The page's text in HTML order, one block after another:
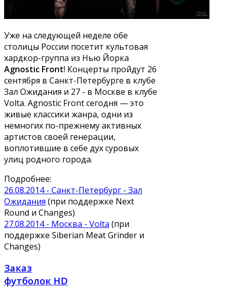
Уже на следующей неделе обе
столицы России посетит культовая
хардкор-группа из Нью Йорка
Agnostic Front! Концерты пройдут 26
сентября в Санкт-Петербурге в клубе
Зал Ожидания и 27 - в Москве в клубе
Volta. Agnostic Front сегодня — это
живые классики жанра, одни из
немногих по-прежнему активных
артистов своей генерации,
воплотившие в себе дух суровых
улиц родного города.
Подробнее:
26.08.2014 - Санкт-Петербург - Зал
Ожидания (при поддержке Next
Round и Changes)
27.08.2014 - Москва - Volta (при
поддержке Siberian Meat Grinder и
Changes)
Заказ
футболок HD